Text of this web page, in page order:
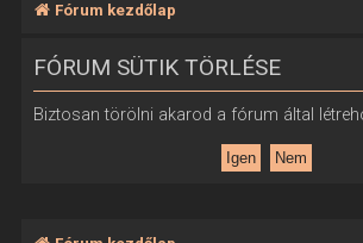
Fórum kezdőlap
FÓRUM SÜTIK TÖRLÉSE
Biztosan törölni akarod a fórum által